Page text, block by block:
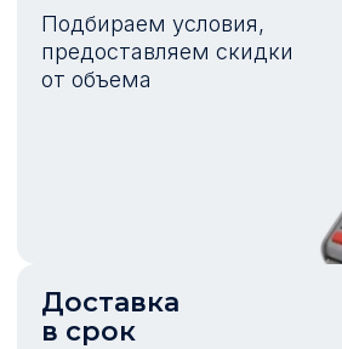
Подбираем условия,
предоставляем скидки
от объема
Доставка
в срок